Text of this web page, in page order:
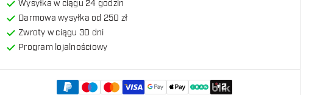
Wysyłka w ciągu 24 godzin
Darmowa wysyłka od 250 zł
Zwroty w ciągu 30 dni
Program lojalnościowy
+2